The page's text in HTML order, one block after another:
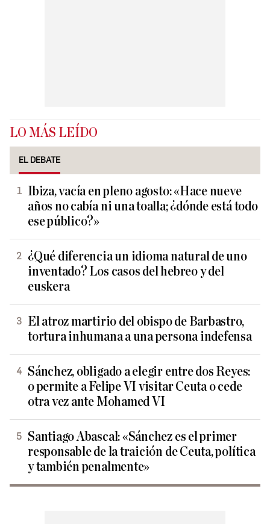
LO MÁS LEÍDO
EL DEBATE
Ibiza, vacía en pleno agosto: «Hace nueve
años no cabía ni una toalla; ¿dónde está todo
ese público?»
¿Qué diferencia un idioma natural de uno
inventado? Los casos del hebreo y del
euskera
El atroz martirio del obispo de Barbastro,
tortura inhumana a una persona indefensa
Sánchez, obligado a elegir entre dos Reyes:
o permite a Felipe VI visitar Ceuta o cede
otra vez ante Mohamed VI
Santiago Abascal: «Sánchez es el primer
responsable de la traición de Ceuta, política
y también penalmente»